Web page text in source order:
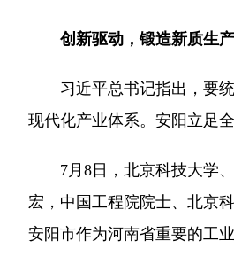
创新驱动，锻造新质生产
习近平总书记指出，要统
现代化产业体系。安阳立足
7月8日，北京科技大学、
宏，中国工程院院士、北京
安阳市作为河南省重要的工